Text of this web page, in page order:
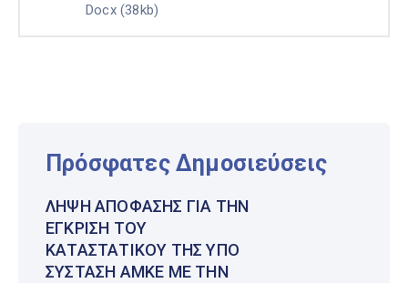
Docx (38kb)
Πρόσφατες Δημοσιεύσεις
ΛΉΨΗ ΑΠΌΦΑΣΗΣ ΓΙΑ ΤΗΝ
ΈΓΚΡΙΣΗ ΤΟΥ
ΚΑΤΑΣΤΑΤΙΚΟΎ ΤΗΣ ΥΠΌ
ΣΎΣΤΑΣΗ ΑΜΚΕ ΜΕ ΤΗΝ